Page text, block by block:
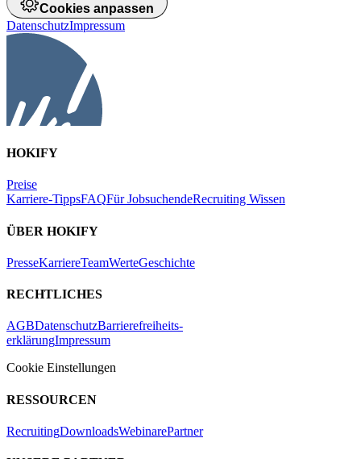
Cookies anpassen
DatenschutzImpressum
HOKIFY
Preise
Karriere-TippsFAQFür JobsuchendeRecruiting Wissen
ÜBER HOKIFY
PresseKarriereTeamWerteGeschichte
RECHTLICHES
AGBDatenschutzBarrierefreiheits-
erklärungImpressum
Cookie Einstellungen
RESSOURCEN
RecruitingDownloadsWebinarePartner